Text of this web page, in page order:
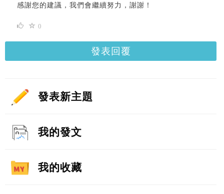
感謝您的建議，我們會繼續努力，謝謝！
0
發表回覆
發表新主題
我的發文
我的收藏